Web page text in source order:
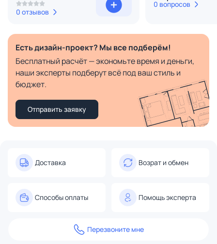
0 отзывов
0 вопросов
Есть дизайн-проект? Мы все подберём!
Бесплатный расчёт — экономьте время и деньги,
наши эксперты подберут всё под ваш стиль и
бюджет.
Отправить заявку
Доставка Возрат и обмен
Способы оплаты Помощь эксперта
Перезвоните мне